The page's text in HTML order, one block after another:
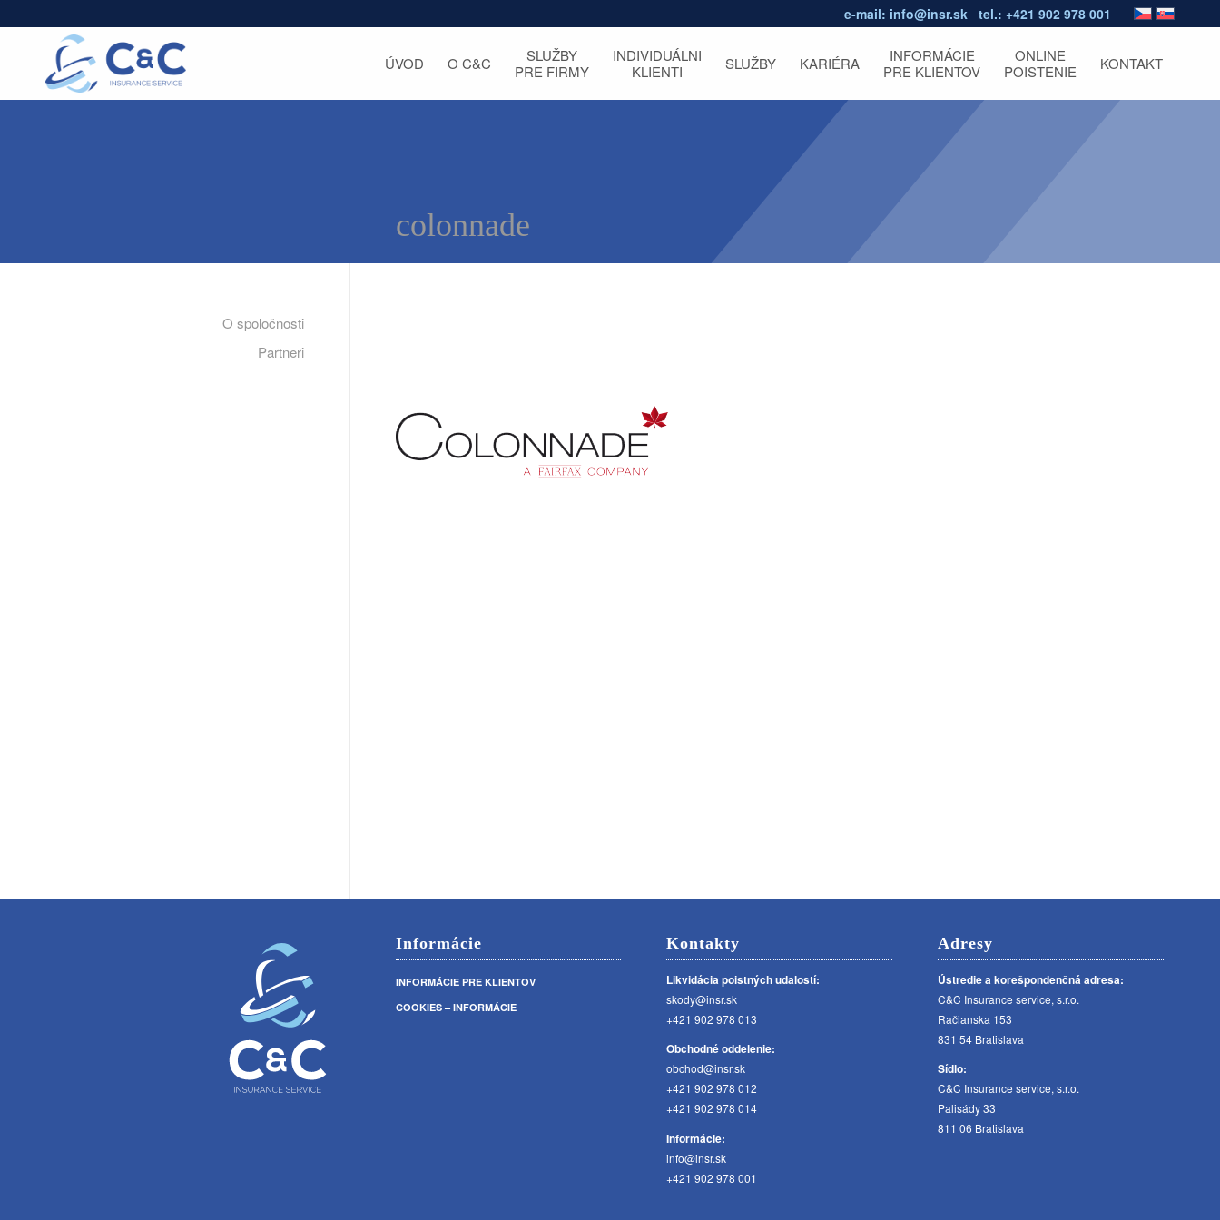
e-mail: info@insr.sk tel.: +421 902 978 001
ÚVOD O C&C
SLUŽBY
PRE FIRMY
INDIVIDUÁLNI
KLIENTI
SLUŽBY KARIÉRA
INFORMÁCIE
PRE KLIENTOV
ONLINE
POISTENIE
KONTAKT
colonnade
O spoločnosti
Partneri
Informácie
INFORMÁCIE PRE KLIENTOV
COOKIES – INFORMÁCIE
Kontakty
Likvidácia poistných udalostí:
skody@insr.sk
+421 902 978 013
Obchodné oddelenie:
obchod@insr.sk
+421 902 978 012
+421 902 978 014
Informácie:
info@insr.sk
+421 902 978 001
Adresy
Ústredie a korešpondenčná adresa:
C&C Insurance service, s.r.o.
Račianska 153
831 54 Bratislava
Sídlo:
C&C Insurance service, s.r.o.
Palisády 33
811 06 Bratislava